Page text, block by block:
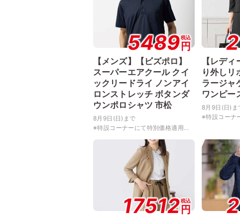
5489税込
円
【メンズ】【ビズポロ】
スーパーエアクール クイ
ックリードライ ノンアイ
ロンストレッチ ボタンダ
ウンポロシャツ 市松
8月9日(日)まで
※特設コーナーにて特別価格適用...
【レデ
り外しリ
ラージャ
ワンピー
8月9日(日)ま
※特設コーナ
17512税込
円